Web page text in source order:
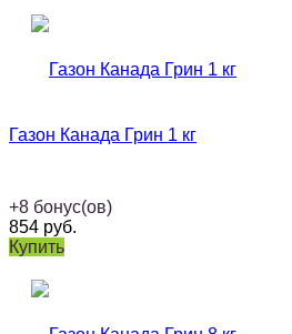
Газон Канада Грин 1 кг
+8 бонус(ов)
854 руб.
Купить